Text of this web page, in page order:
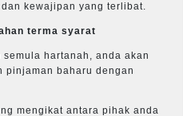
kewajipan yang terlibat.
terma syarat
hartanah, anda akan
pinjaman baharu dengan
mengikat antara pihak anda